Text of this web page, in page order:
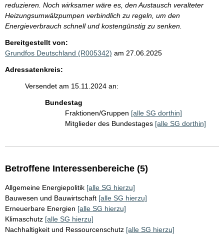
reduzieren. Noch wirksamer wäre es, den Austausch veralteter
Heizungsumwälzpumpen verbindlich zu regeln, um den
Energieverbrauch schnell und kostengünstig zu senken.
Bereitgestellt von:
Grundfos Deutschland (R005342) am 27.06.2025
Adressatenkreis:
Versendet am 15.11.2024 an:
Bundestag
Fraktionen/Gruppen [alle SG dorthin]
Mitglieder des Bundestages [alle SG dorthin]
Betroffene Interessenbereiche (5)
Allgemeine Energiepolitik [alle SG hierzu]
Bauwesen und Bauwirtschaft [alle SG hierzu]
Erneuerbare Energien [alle SG hierzu]
Klimaschutz [alle SG hierzu]
Nachhaltigkeit und Ressourcenschutz [alle SG hierzu]